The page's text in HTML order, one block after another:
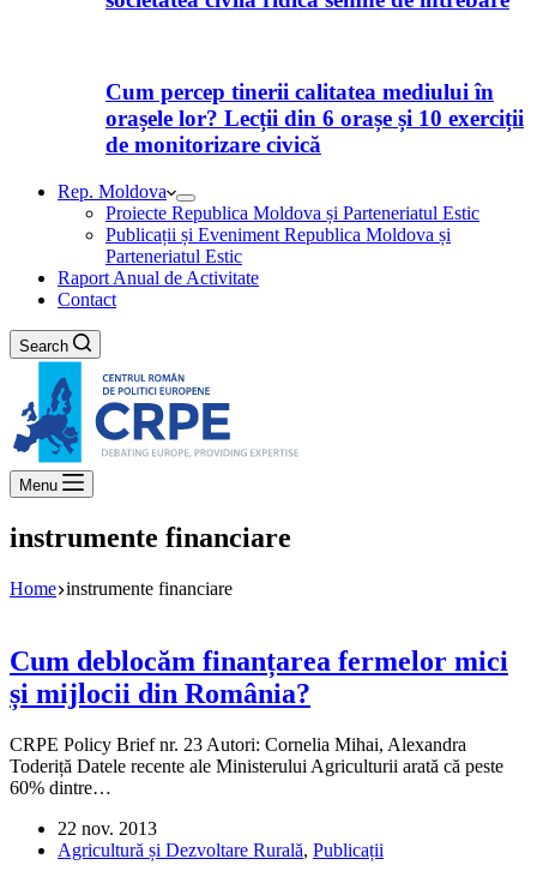
Cum percep tinerii calitatea mediului în
orașele lor? Lecții din 6 orașe și 10 exerciții
de monitorizare civică
Rep. Moldova
Proiecte Republica Moldova și Parteneriatul Estic
Publicații și Eveniment Republica Moldova și
Parteneriatul Estic
Raport Anual de Activitate
Contact
Search
Menu
instrumente financiare
Home instrumente financiare
Cum deblocăm finanțarea fermelor mici
și mijlocii din România?
CRPE Policy Brief nr. 23 Autori: Cornelia Mihai, Alexandra
Toderiță Datele recente ale Ministerului Agriculturii arată că peste
60% dintre…
22 nov. 2013
Agricultură și Dezvoltare Rurală, Publicații